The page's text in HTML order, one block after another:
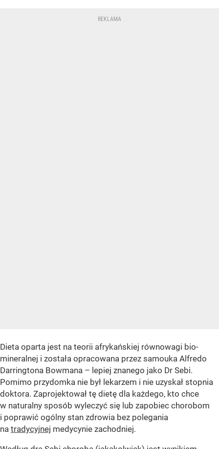
Dieta oparta jest na teorii afrykańskiej równowagi bio-
mineralnej i została opracowana przez samouka Alfredo
Darringtona Bowmana – lepiej znanego jako Dr Sebi.
Pomimo przydomka nie był lekarzem i nie uzyskał stopnia
doktora. Zaprojektował tę dietę dla każdego, kto chce
w naturalny sposób wyleczyć się lub zapobiec chorobom
i poprawić ogólny stan zdrowia bez polegania
na tradycyjnej medycynie zachodniej.